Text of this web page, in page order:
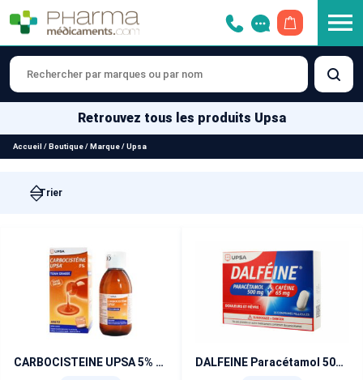
Retrouvez tous les produits Upsa
Accueil / Boutique/ Marque/Upsa
CARBOCISTEINE UPSA 5% sans sucre Toux grasse 200 ml DALFEINE Paracétamol 500 mg plus Caféine 65 mg 16 comprimés